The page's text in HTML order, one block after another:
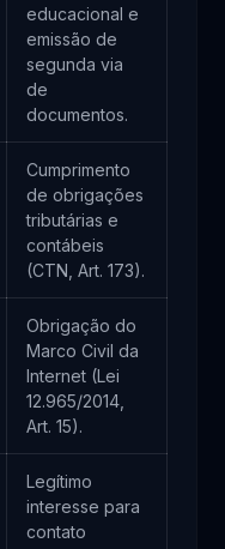
educacional e
emissão de
segunda via
de
documentos.
Cumprimento
de obrigações
tributárias e
contábeis
(CTN, Art. 173).
Obrigação do
Marco Civil da
Internet (Lei
12.965/2014,
Art. 15).
Legítimo
interesse para
contato